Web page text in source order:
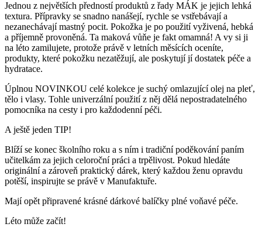
Jednou z největších předností produktů z řady MÁK je jejich lehká
textura. Přípravky se snadno nanášejí, rychle se vstřebávají a
nezanechávají mastný pocit. Pokožka je po použití vyživená, hebká
a příjemně provoněná. Ta maková vůňe je fakt omamná! A vy si ji
na léto zamilujete, protože právě v letních měsících oceníte,
produkty, které pokožku nezatěžují, ale poskytují jí dostatek péče a
hydratace.
Úplnou NOVINKOU celé kolekce je suchý omlazující olej na pleť,
tělo i vlasy. Tohle univerzální použití z něj dělá nepostradatelného
pomocníka na cesty i pro každodenní péči.
A ještě jeden TIP!
Blíží se konec školního roku a s ním i tradiční poděkování paním
učitelkám za jejich celoroční práci a trpělivost. Pokud hledáte
originální a zároveň praktický dárek, který každou ženu opravdu
potěší, inspirujte se právě v Manufaktuře.
Mají opět připravené krásné dárkové balíčky plné voňavé péče.
Léto může začít!